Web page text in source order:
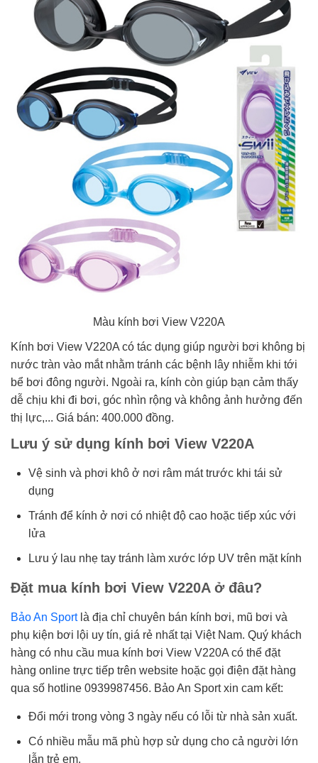
Màu kính bơi View V220A
Kính bơi View V220A có tác dụng giúp người bơi không bị
nước tràn vào mắt nhằm tránh các bệnh lây nhiễm khi tới
bể bơi đông người. Ngoài ra, kính còn giúp bạn cảm thấy
dễ chịu khi đi bơi, góc nhìn rộng và không ảnh hưởng đến
thị lực,... Giá bán: 400.000 đồng.
Lưu ý sử dụng kính bơi View V220A
Vệ sinh và phơi khô ở nơi râm mát trước khi tái sử
dụng
Tránh để kính ở nơi có nhiệt độ cao hoặc tiếp xúc với
lửa
Lưu ý lau nhẹ tay tránh làm xước lớp UV trên mặt kính
Đặt mua kính bơi View V220A ở đâu?
Bảo An Sportlà địa chỉ chuyên bán kính bơi, mũ bơi và
phụ kiện bơi lội uy tín, giá rẻ nhất tại Việt Nam. Quý khách
hàng có nhu cầu mua kính bơi View V220A có thể đặt
hàng online trực tiếp trên website hoặc gọi điện đặt hàng
qua số hotline 0939987456. Bảo An Sport xin cam kết:
Đổi mới trong vòng 3 ngày nếu có lỗi từ nhà sản xuất.
Có nhiều mẫu mã phù hợp sử dụng cho cả người lớn
lẫn trẻ em.